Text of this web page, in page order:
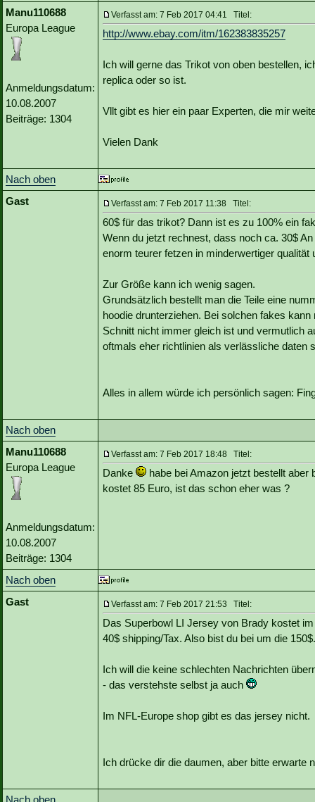
Manu110688
Europa League
Anmeldungsdatum:
10.08.2007
Beiträge: 1304
Verfasst am: 7 Feb 2017 04:41 Titel:
http://www.ebay.com/itm/162383835257
Ich will gerne das Trikot von oben bestellen,
replica oder so ist.
Vllt gibt es hier ein paar Experten, die mir
Vielen Dank
Nach oben
Gast
Verfasst am: 7 Feb 2017 11:38 Titel:
60$ für das trikot? Dann ist es zu 100% ein
Wenn du jetzt rechnest, dass noch ca. 30$
enorm teurer fetzen in minderwertiger
Zur Größe kann ich wenig sagen.
Grundsätzlich bestellt man die Teile eine
hoodie drunterziehen. Bei solchen fakes
Schnitt nicht immer gleich ist und vermutlich
oftmals eher richtlinien als verlässliche daten
Alles in allem würde ich persönlich sagen:
Nach oben
Manu110688
Europa League
Anmeldungsdatum:
10.08.2007
Beiträge: 1304
Verfasst am: 7 Feb 2017 18:48 Titel:
Danke
habe bei Amazon jetzt bestellt
kostet 85 Euro, ist das schon eher was ?
Nach oben
Gast
Verfasst am: 7 Feb 2017 21:53 Titel:
Das Superbowl LI Jersey von Brady kostet
40$ shipping/Tax. Also bist du bei um die 150$.
Ich will die keine schlechten Nachrichten
- das verstehste selbst ja auch
Im NFL-Europe shop gibt es das jersey nicht.
Ich drücke dir die daumen, aber bitte erwarte